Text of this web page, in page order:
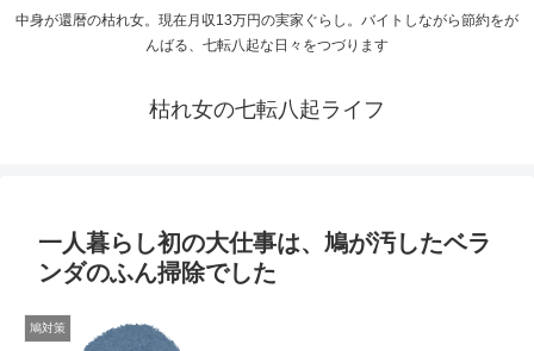
中身が還暦の枯れ女。現在月収13万円の実家ぐらし。バイトしながら節約をが
んばる、七転八起な日々をつづります
枯れ女の七転八起ライフ
一人暮らし初の大仕事は、鳩が汚したベラ
ンダのふん掃除でした
鳩対策